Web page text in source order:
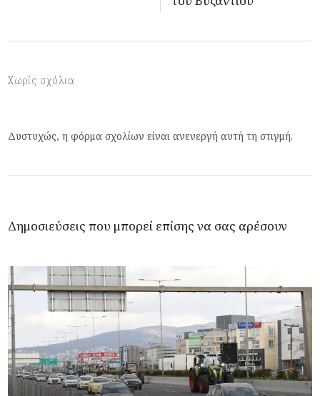
Χωρίς σχόλια
Δυστυχώς, η φόρμα σχολίων είναι ανενεργή αυτή τη στιγμή.
Δημοσιεύσεις που μπορεί επίσης να σας αρέσουν